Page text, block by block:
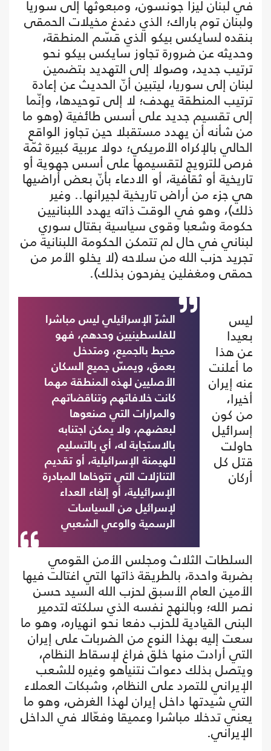
في لبنان ليزا جونسون، ومبعوثها إلى سوريا
ولبنان توم باراك؛ الذي دغدغ مخيلات الحمقى
بنقده لسايكس بيكو الذي قسّم المنطقة،
وحديثه عن ضرورة تجاوز سايكس بيكو نحو
ترتيب جديد، وصولا إلى التهديد بتضمين
لبنان إلى سوريا، ليتبين أنّ الحديث عن إعادة
ترتيب المنطقة يهدف؛ لا إلى توحيدها، وإنّما
إلى تقسيم جديد على أسس طائفية (وهو ما
من شأنه أن يهدد مستقبلا حين تجاوز الواقع
الحالي بالإكراه الأمريكي؛ دولا عربية كبيرة ثمّة
فرص للترويج لتقسيمها على أسس جهوية أو
تاريخية أو ثقافية، أو الادعاء بأنّ بعض أراضيها
هي جزء من أراض تاريخية لجيرانها.. وغير
ذلك)، وهو في الوقت ذاته يهدد اللبنانيين
حكومة وشعبا وقوى سياسية بقتال سوري
لبناني في حال لم تتمكن الحكومة اللبنانية من
تجريد حزب الله من سلاحه (لا يخلو الأمر من
حمقى ومغفلين يفرحون بذلك).
الشرّ الإسرائيلي ليس مباشرا
للفلسطينيين وحدهم، فهو
محيط بالجميع، ومتدخل
بعمق، ويمسّ جميع السكان
الأصليين لهذه المنطقة مهما
كانت خلافاتهم وتناقضاتهم
والمرارات التي صنعوها
لبعضهم، ولا يمكن اجتنابه
بالاستجابة له، أي بالتسليم
للهيمنة الإسرائيلية، أو تقديم
التنازلات التي تتوخاها المبادرة
الإسرائيلية، أو إلغاء العداء
لإسرائيل من السياسات
الرسمية والوعي الشعبي
ليس
بعيدا
عن هذا
ما أعلنت
عنه إيران
أخيرا،
من كون
إسرائيل
حاولت
قتل كل
أركان
السلطات الثلاث ومجلس الأمن القومي
بضربة واحدة، بالطريقة ذاتها التي اغتالت فيها
الأمين العام الأسبق لحزب الله السيد حسن
نصر الله؛ وبالنهج نفسه الذي سلكته لتدمير
البنى القيادية للحزب دفعا نحو انهياره، وهو ما
سعت إليه بهذا النوع من الضربات على إيران
التي أرادت منها خلق فراغ لإسقاط النظام،
ويتصل بذلك دعوات نتنياهو وغيره للشعب
الإيراني للتمرد على النظام، وشبكات العملاء
التي شيدتها داخل إيران لهذا الغرض، وهو ما
يعني تدخلا مباشرا وعميقا وفعّالا في الداخل
الإيراني.